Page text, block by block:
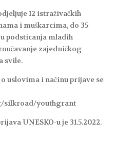
12 istraživačkih
i muškarcima, do 35
podsticanja mladih
zajedničkog
svile.
uslovima i načinu prijave se
silkroad/youthgrant
UNESKO-u je 31.5.2022.